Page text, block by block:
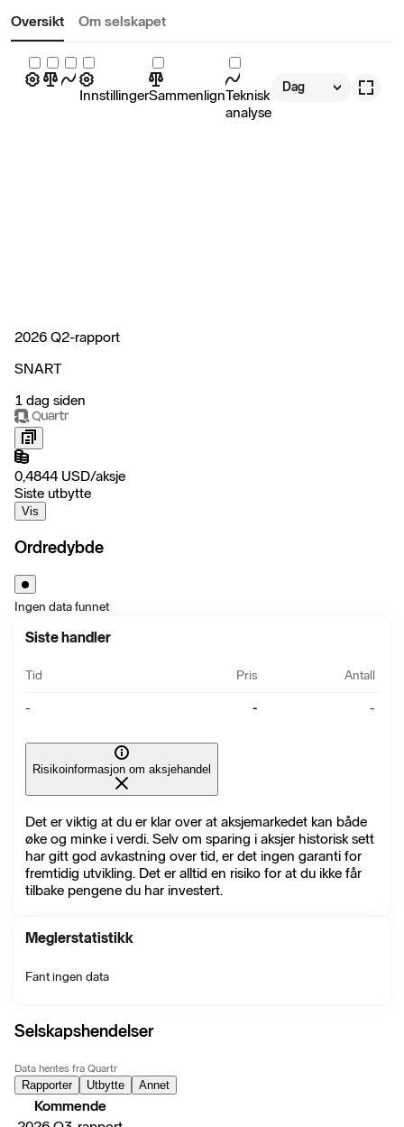
Oversikt Om selskapet
InnstillingerSammenlignTeknisk
analyse
Dag
2026 Q2-rapport
SNART
1 dag siden
0,4844 USD/aksje
Siste utbytte
Vis
Ordredybde
Ingen data funnet
Siste handler
Tid Pris Antall
- - -
Risikoinformasjon om aksjehandel
Det er viktig at du er klar over at aksjemarkedet kan både
øke og minke i verdi. Selv om sparing i aksjer historisk sett
har gitt god avkastning over tid, er det ingen garanti for
fremtidig utvikling. Det er alltid en risiko for at du ikke får
tilbake pengene du har investert.
Meglerstatistikk
Fant ingen data
Selskapshendelser
Data hentes fra Quartr
Rapporter Utbytte Annet
Kommende